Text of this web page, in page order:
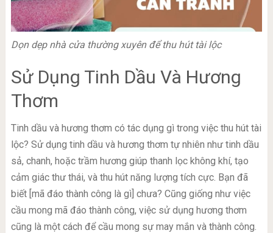
Dọn dẹp nhà cửa thường xuyên để thu hút tài lộc
Sử Dụng Tinh Dầu Và Hương
Thơm
Tinh dầu và hương thơm có tác dụng gì trong việc thu hút tài
lộc? Sử dụng tinh dầu và hương thơm tự nhiên như tinh dầu
sả, chanh, hoặc trầm hương giúp thanh lọc không khí, tạo
cảm giác thư thái, và thu hút năng lượng tích cực. Bạn đã
biết [mã đáo thành công là gì] chưa? Cũng giống như việc
cầu mong mã đáo thành công, việc sử dụng hương thơm
cũng là một cách để cầu mong sự may mắn và thành công.